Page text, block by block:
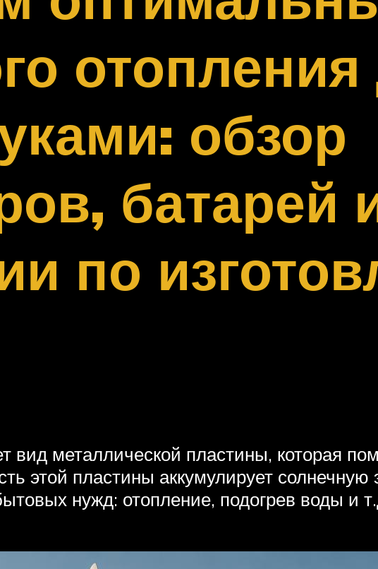
обзор
батарей
по
вид металлической пластины, которая
этой пластины аккумулирует
нужд: отопление, подогрев воды и